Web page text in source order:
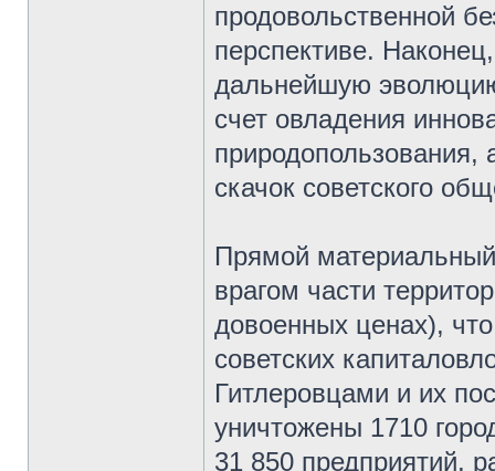
продовольственной
перспективе.
дальнейшую
счет овладения
природопользования,
скачок советского
Прямой
врагом части
довоенных ценах),
советских
Гитлеровцами и их
уничтожены 1710
31 850 предприятий,